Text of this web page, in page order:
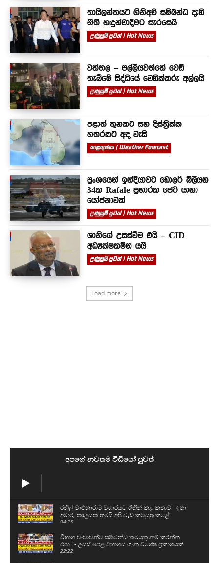
තායිලන්තයට ගිනිඅවි සම්බන්ධ දැඩි
නීති හඳුන්වාදීමට සැරසෙයි
උණුසුම් පුවත් | Hot News
වත්තල – පල්ලියවත්තේ වෙඩි
තැබීමේ සිද්ධියේ වෙඩික්කරු අල්ලයි
උණුසුම් පුවත් | Hot News
පළාත් තුනකට සහ දිස්ත්‍රික්ක
හතරකට අද වැසි
කාළගුණය | Weather Forecast
ප්‍රංශයෙන් ඉන්දියාවට ඩොලර් බිලියන
34ක Rafale ප්‍රහාරක ජෙට් යානා
යෝජනාවක්
උණුසුම් පුවත් | Hot News
ශානිගේ උසස්වීම එයි – CID
අධ්‍යක්ෂකමින් යයි
උණුසුම් පුවත් | Hot News
Load more
අපගේ නවතම වීඩියෝ පුවත්
රනිල් වාළුකාරාම විහාරයට ගිහින් කළ කතාව - ඉතා
අමාරු කාලයක තමයි අපි වැඩ කටයුතු කළේ
04:23
විභාග වංචාවන්ට සම්බන්ධ කටයුතු නම් කරන්න
එපා ! - උසස් පෙළ විභාගය ගැන විශේෂ ප්‍රකාශයක්
22:22